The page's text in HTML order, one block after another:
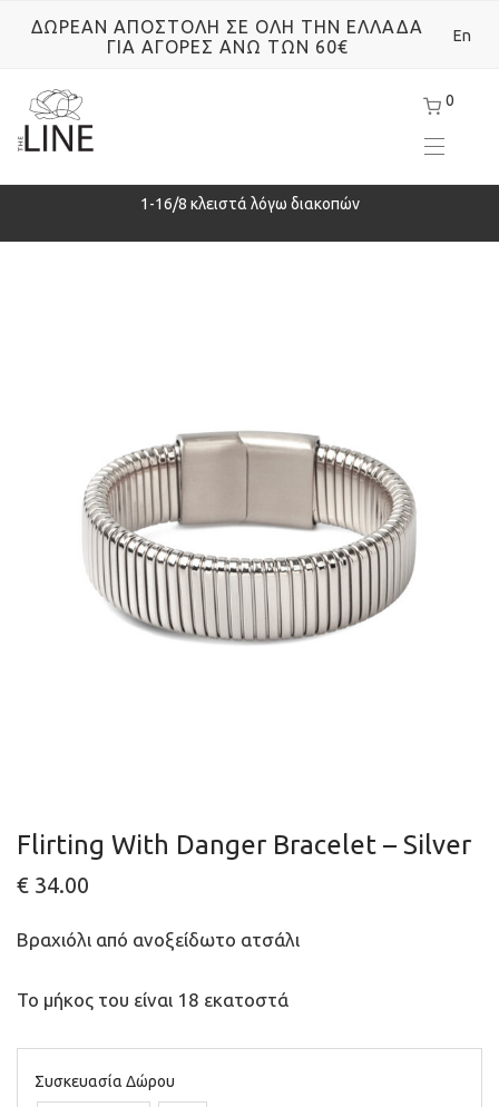
0
ΔΩΡΕΑΝ ΑΠΟΣΤΟΛΗ ΣΕ ΟΛΗ ΤΗΝ ΕΛΛΑΔΑ
ΓΙΑ ΑΓΟΡΕΣ ΑΝΩ ΤΩΝ 60€
En
1-16/8 κλειστά λόγω διακοπών
Flirting With Danger Bracelet – Silver
€ 34.00
Βραχιόλι από ανοξείδωτο ατσάλι
Το μήκος του είναι 18 εκατοστά
Συσκευασία Δώρου